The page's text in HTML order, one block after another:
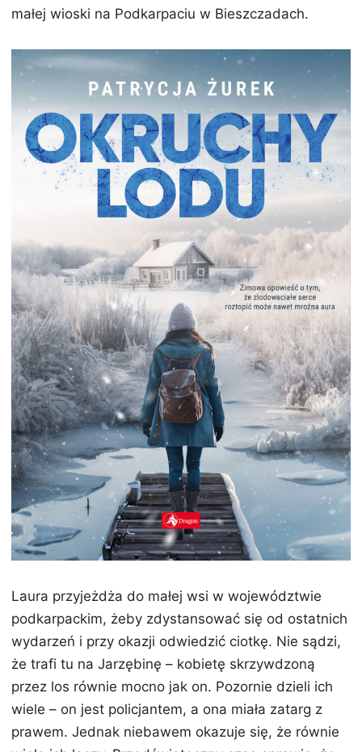
małej wioski na Podkarpaciu w Bieszczadach.
Laura przyjeżdża do małej wsi w województwie
podkarpackim, żeby zdystansować się od ostatnich
wydarzeń i przy okazji odwiedzić ciotkę. Nie sądzi,
że trafi tu na Jarzębinę – kobietę skrzywdzoną
przez los równie mocno jak on. Pozornie dzieli ich
wiele – on jest policjantem, a ona miała zatarg z
prawem. Jednak niebawem okazuje się, że równie